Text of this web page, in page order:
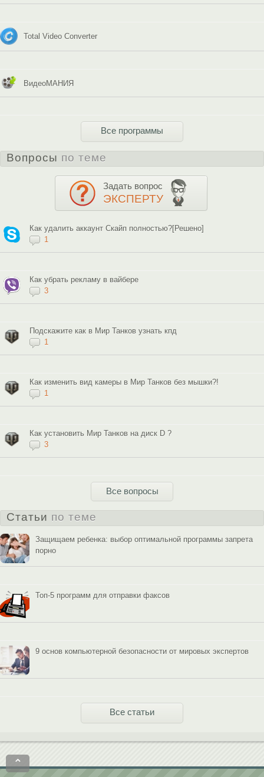
Total Video Converter
ВидеоМАНИЯ
Все программы
Вопросы по теме
Задать вопрос
ЭКСПЕРТУ
Как удалить аккаунт Скайп полностью?[Решено]
1
Как убрать рекламу в вайбере
3
Подскажите как в Мир Танков узнать кпд
1
Как изменить вид камеры в Мир Танков без мышки?!
1
Как установить Мир Танков на диск D ?
3
Все вопросы
Статьи по теме
Защищаем ребенка: выбор оптимальной программы запрета
порно
Топ-5 программ для отправки факсов
9 основ компьютерной безопасности от мировых экспертов
Все статьи
⌃